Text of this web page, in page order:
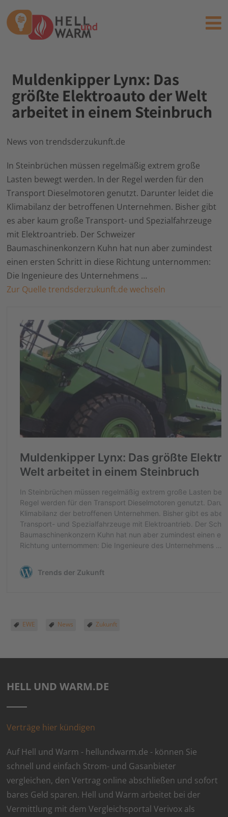
Muldenkipper Lynx: Das
größte Elektroauto der Welt
arbeitet in einem Steinbruch
News von trendsderzukunft.de
In Steinbrüchen müssen regelmäßig extrem große
Lasten bewegt werden. In der Regel werden für den
Transport Dieselmotoren genutzt. Darunter leidet die
Klimabilanz der betroffenen Unternehmen. Bisher gibt
es aber kaum große Transport- und Spezialfahrzeuge
mit Elektroantrieb. Der Schweizer
Baumaschinenkonzern Kuhn hat nun aber zumindest
einen ersten Schritt in diese Richtung unternommen:
Die Ingenieure des Unternehmens …
Zur Quelle trendsderzukunft.de wechseln
EWE News Zukunft
HELL UND WARM.DE
Verträge hier kündigen
Auf Hell und Warm - hellundwarm.de - können Sie
schnell und einfach Strom- und Gasanbieter
vergleichen, den Vertrag online abschließen und sofort
bares Geld sparen. Hell und Warm arbeitet bei der
Vermittlung mit dem Vergleichsportal Verivox als